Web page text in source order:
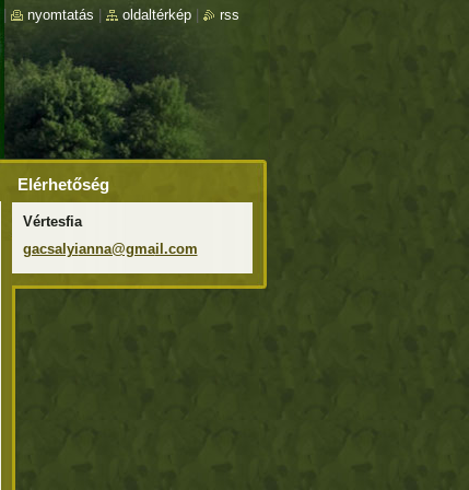
Elérhetőség
Vértesfia
gacsalyianna@gmail.com
nyomtatás oldaltérkép rss